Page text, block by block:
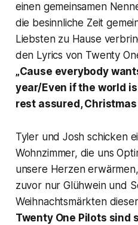
einen gemeinsamen
die besinnliche Zeit
Liebsten zu Hause
den Lyrics von Twenty
„Cause everybody
year/Even if the world
rest assured, Christmas
Tyler und Josh schicken
Wohnzimmer, die uns
unsere Herzen
zuvor nur Glühwein und
Weihnachtsmärkten
Twenty One Pilots sind